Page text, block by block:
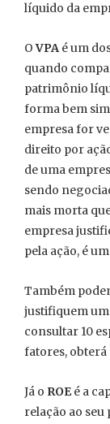
líquido da
OVPA é um
quando
patrimônio
forma bem
empresa for
direito por
de uma
sendo
mais morta
empresa
pela ação, é
Também
justifiquem
consultar 10
fatores, obterá
Já o ROEé a
relação ao